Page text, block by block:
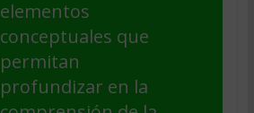
elementos
conceptuales que
permitan
profundizar en la